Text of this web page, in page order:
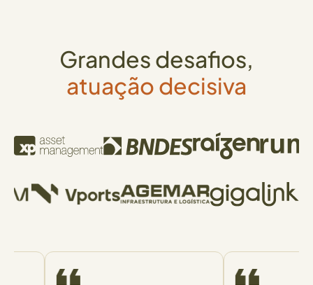
Grandes desafios,
atuação decisiva